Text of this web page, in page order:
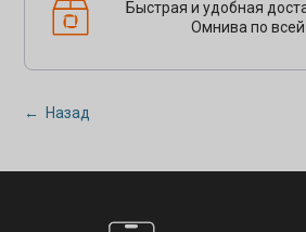
Быстрая и удобная
Омнива по
← Назад